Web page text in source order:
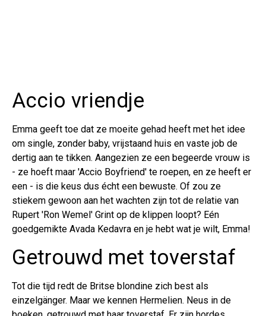
Accio vriendje
Emma geeft toe dat ze moeite gehad heeft met het idee
om single, zonder baby, vrijstaand huis en vaste job de
dertig aan te tikken. Aangezien ze een begeerde vrouw is
- ze hoeft maar 'Accio Boyfriend' te roepen, en ze heeft er
een - is die keus dus écht een bewuste. Of zou ze
stiekem gewoon aan het wachten zijn tot de relatie van
Rupert 'Ron Wemel' Grint op de klippen loopt? Eén
goedgemikte Avada Kedavra en je hebt wat je wilt, Emma!
Getrouwd met toverstaf
Tot die tijd redt de Britse blondine zich best als
einzelgänger. Maar we kennen Hermelien. Neus in de